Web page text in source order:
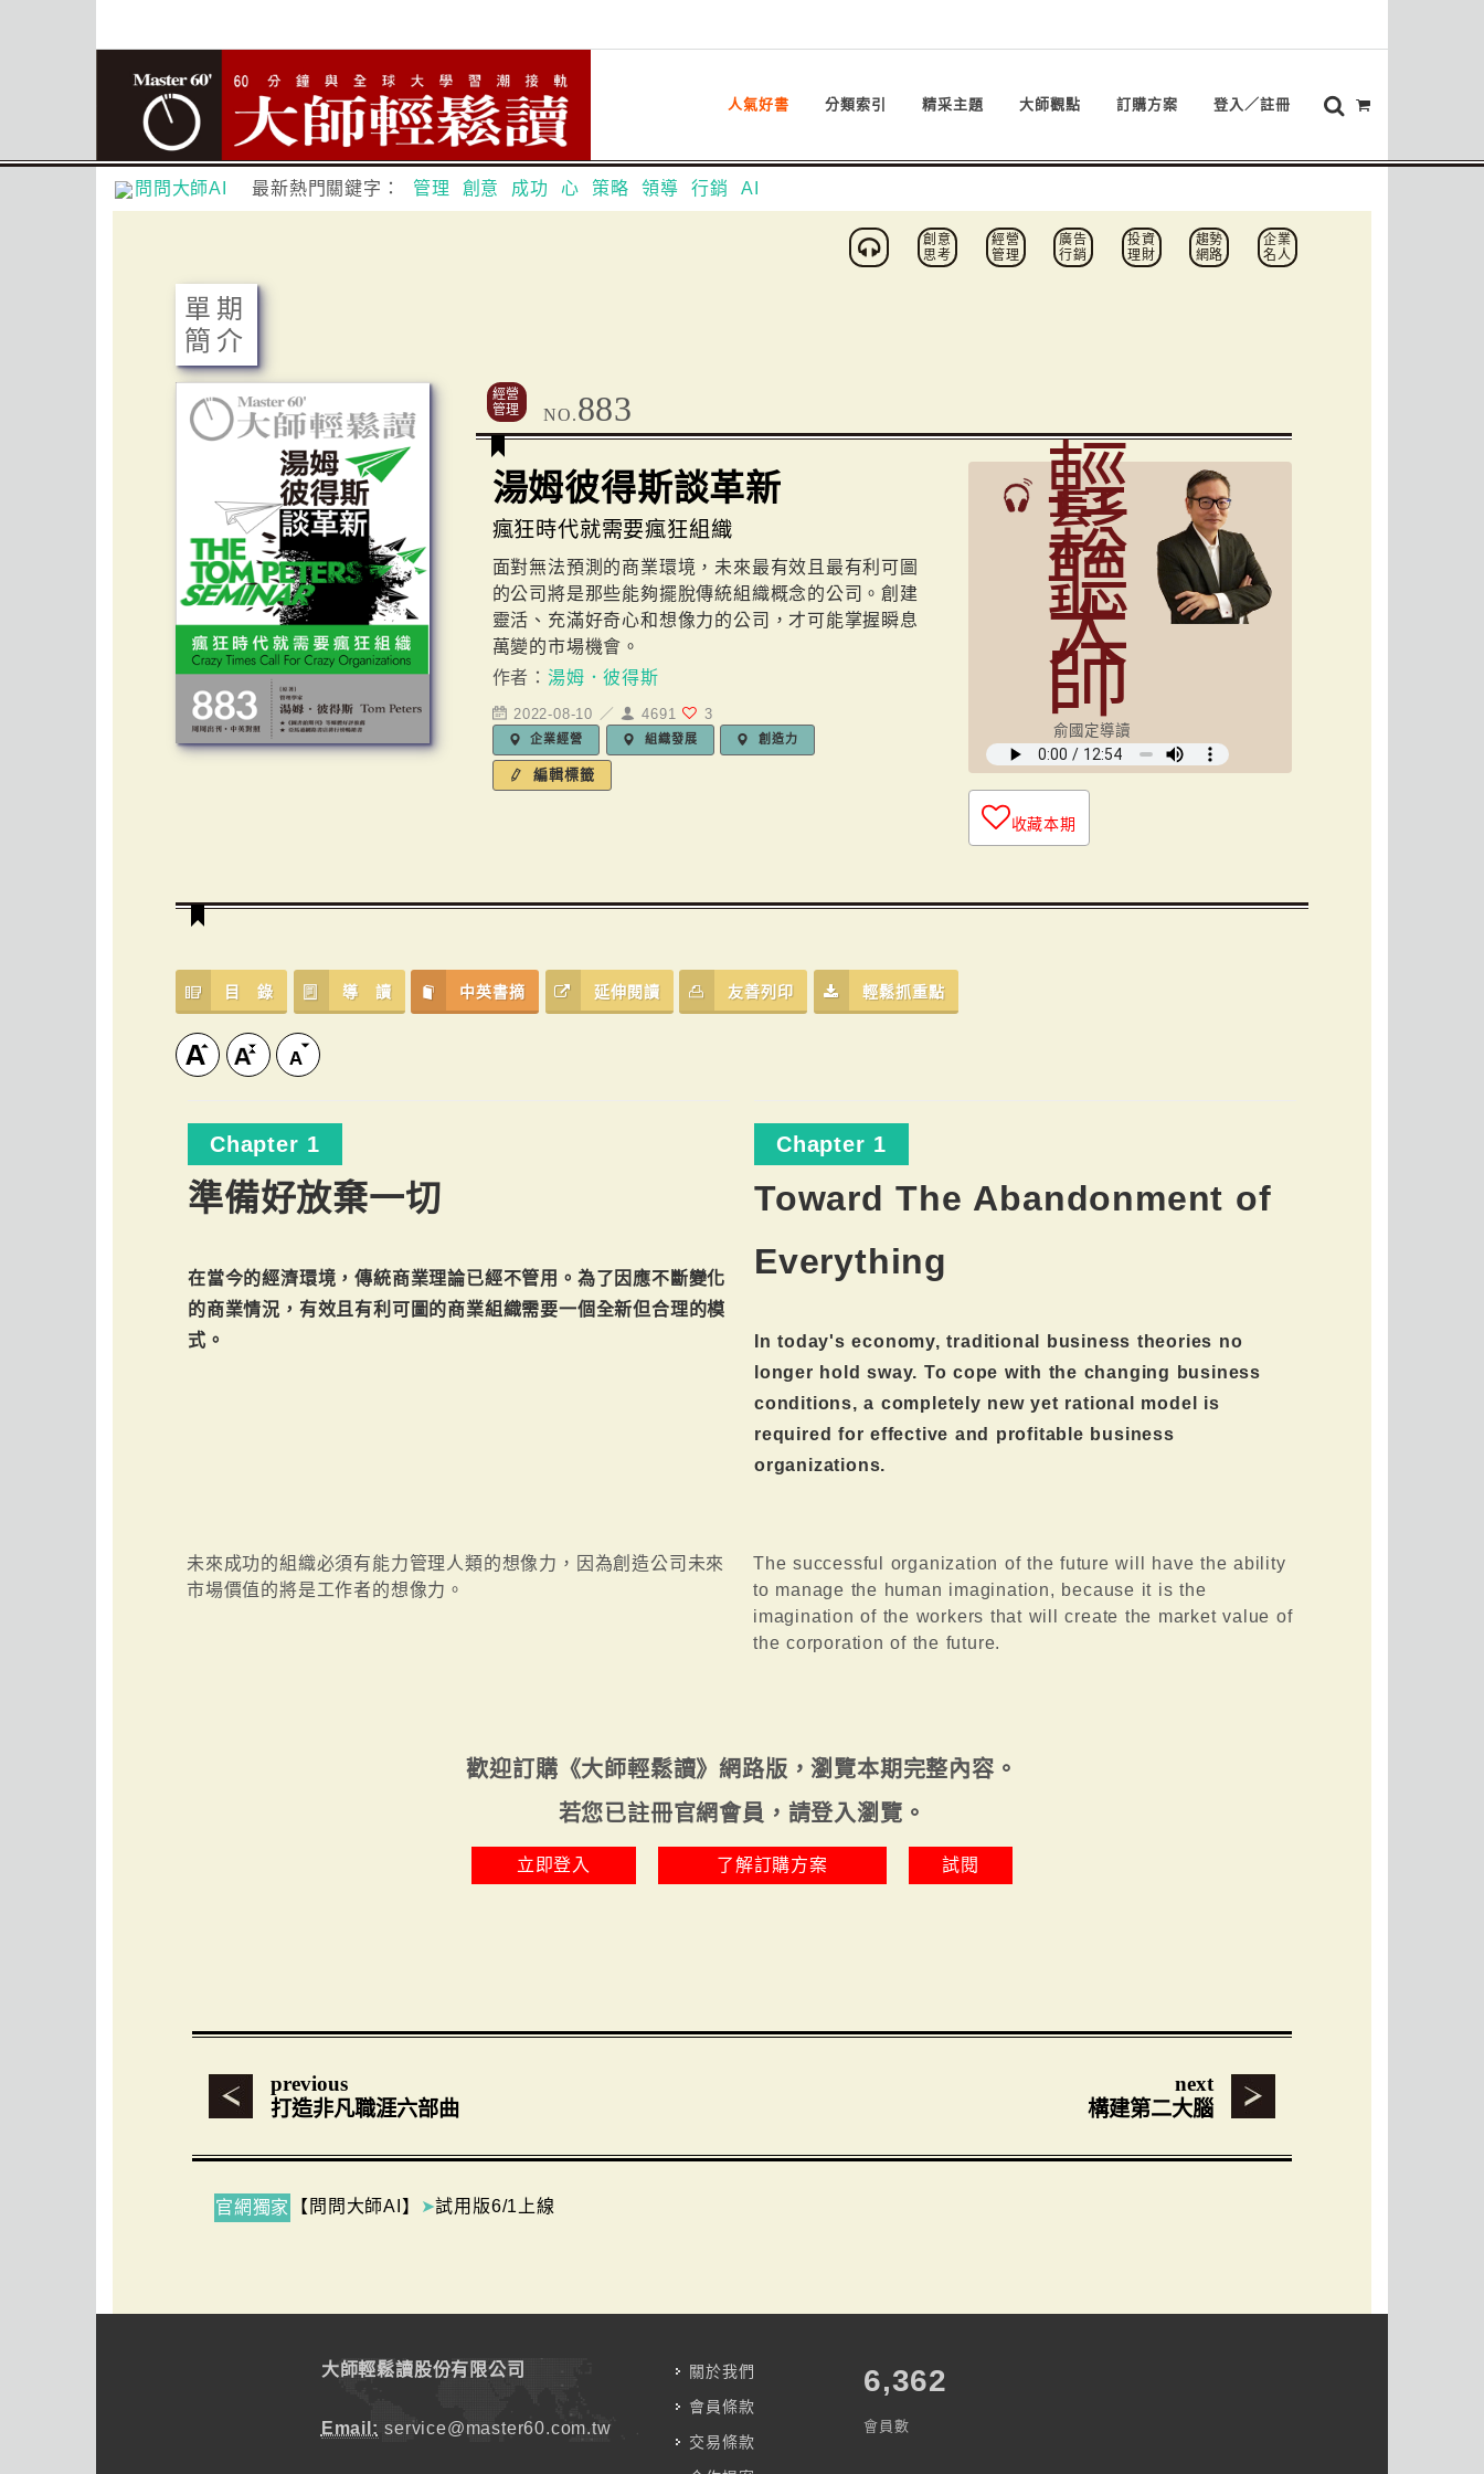
人氣好書 分類索引 精采主題 大師觀點 訂購方案 登入／註冊
問問大師AI 最新熱門關鍵字： 管理 創意 成功 心 策略 領導 行銷 AI
創意
思考
經營
管理
廣告
行銷
投資
理財
趨勢
網路
企業
名人
單期
簡介
經營
管理
NO.883
湯姆彼得斯談革新
瘋狂時代就需要瘋狂組織
面對無法預測的商業環境，未來最有效且最有利可圖
的公司將是那些能夠擺脫傳統組織概念的公司。創建
靈活、充滿好奇心和想像力的公司，才可能掌握瞬息
萬變的市場機會。
作者： 湯姆．彼得斯
2022-08-10 ／ 4691 3
企業經營 組織發展 創造力
編輯標籤
輕
鬆
聽
大
師
俞國定導讀
收藏本期
目 錄 導 讀 中英書摘 延伸閱讀 友善列印 輕鬆抓重點
Chapter 1
準備好放棄一切
在當今的經濟環境，傳統商業理論已經不管用。為了因應不斷變化
的商業情況，有效且有利可圖的商業組織需要一個全新但合理的模
式。
Chapter 1
Toward The Abandonment of
Everything
In today's economy, traditional business theories no
longer hold sway. To cope with the changing business
conditions, a completely new yet rational model is
required for effective and profitable business
organizations.
未來成功的組織必須有能力管理人類的想像力，因為創造公司未來
市場價值的將是工作者的想像力。
The successful organization of the future will have the ability
to manage the human imagination, because it is the
imagination of the workers that will create the market value of
the corporation of the future.
歡迎訂購《大師輕鬆讀》網路版，瀏覽本期完整內容。
若您已註冊官網會員，請登入瀏覽。
立即登入 了解訂購方案 試閱
previous
打造非凡職涯六部曲
next
構建第二大腦
官網獨家 【問問大師AI】 ➤試用版6/1上線
大師輕鬆讀股份有限公司
Email: service@master60.com.tw
關於我們
會員條款
交易條款
7,787
會員數